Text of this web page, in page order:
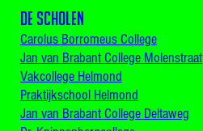
De scholen
Carolus Borromeus College
Jan van Brabant College Molenstraat
Vakcollege Helmond
Praktijkschool Helmond
Jan van Brabant College Deltaweg